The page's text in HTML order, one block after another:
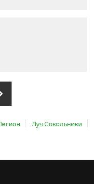
Луч Сокольники